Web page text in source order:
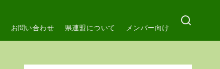
お問い合わせ 県連盟について メンバー向け